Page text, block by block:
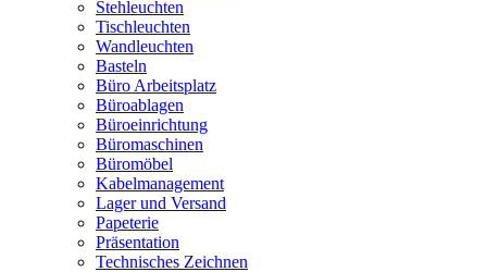
Stehleuchten
Tischleuchten
Wandleuchten
Basteln
Büro Arbeitsplatz
Büroablagen
Büroeinrichtung
Büromaschinen
Büromöbel
Kabelmanagement
Lager und Versand
Papeterie
Präsentation
Technisches Zeichnen